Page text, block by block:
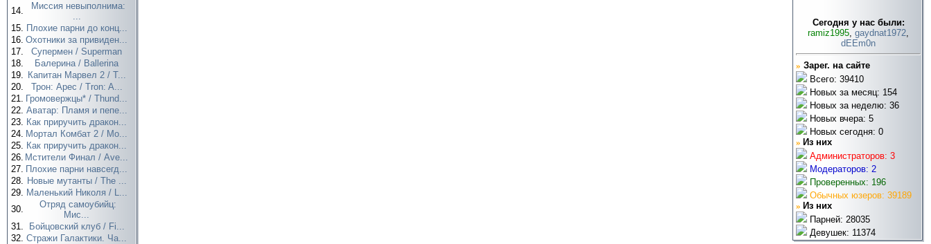
14.
Миссия невыполнима:
...
15. Плохие парни до конц...
16. Охотники за привиден...
17.
Супермен / Superman
18.
Балерина / Ballerina
19. Капитан Марвел 2 / T...
20.
Трон: Арес / Tron: A...
21. Громовержцы* / Thund...
22. Аватар: Пламя и пепе...
23. Как приручить дракон...
24. Мортал Комбат 2 / Mo...
25. Как приручить дракон...
26. Мстители Финал / Ave...
27. Плохие парни навсегд...
28. Новые мутанты / The ...
29. Маленький Николя / L...
30.
Отряд самоубийц:
Мис...
31.
Бойцовский клуб / Fi...
32. Стражи Галактики. Ча...
Cегодня у нас были:
ramiz1995, gaydnat1972,
dEEm0n
» Зарег. на сайте
Всего: 39410
Новых за месяц: 154
Новых за неделю: 36
Новых вчера: 5
Новых сегодня: 0
» Из них
Администраторов: 3
Модераторов: 2
Проверенных: 196
Обычных юзеров: 39189
» Из них
Парней: 28035
Девушек: 11374